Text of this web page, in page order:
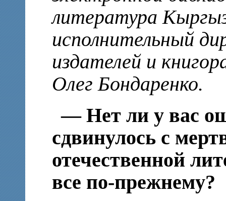
литература
исполнительный
издателей и
Олег Бондаренко.
— Нет ли у вас
сдвинулось с
отечественной
все по-прежнему?